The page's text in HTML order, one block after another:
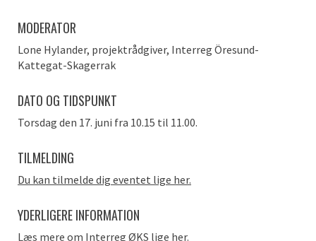
MODERATOR
Lone Hylander, projektrådgiver, Interreg Öresund-
Kattegat-Skagerrak
DATO OG TIDSPUNKT
Torsdag den 17. juni fra 10.15 til 11.00.
TILMELDING
Du kan tilmelde dig eventet lige her.
YDERLIGERE INFORMATION
Læs mere om Interreg ØKS lige her.